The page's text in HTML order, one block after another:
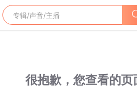
很抱歉，您查看的页